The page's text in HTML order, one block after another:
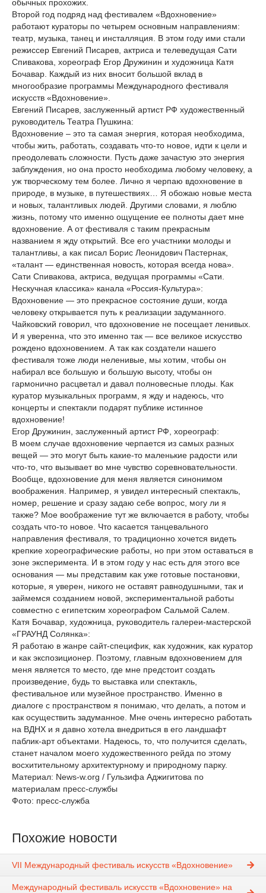
обычных прохожих.
Второй год подряд над фестивалем «Вдохновение»
работают кураторы по четырем основным направлениям:
театр, музыка, танец и инсталляция. В этом году ими стали
режиссер Евгений Писарев, актриса и телеведущая Сати
Спивакова, хореограф Егор Дружинин и художница Катя
Бочавар. Каждый из них вносит большой вклад в
многообразие программы Международного фестиваля
искусств «Вдохновение».
Евгений Писарев, заслуженный артист РФ художественный
руководитель Театра Пушкина:
Вдохновение – это та самая энергия, которая необходима,
чтобы жить, работать, создавать что-то новое, идти к цели и
преодолевать сложности. Пусть даже зачастую это энергия
заблуждения, но она просто необходима любому человеку, а
уж творческому тем более. Лично я черпаю вдохновение в
природе, в музыке, в путешествиях… Я обожаю новые места
и новых, талантливых людей. Другими словами, я люблю
жизнь, потому что именно ощущение ее полноты дает мне
вдохновение. А от фестиваля с таким прекрасным
названием я жду открытий. Все его участники молоды и
талантливы, а как писал Борис Леонидович Пастернак,
«талант — единственная новость, которая всегда нова».
Сати Спивакова, актриса, ведущая программы «Сати.
Нескучная классика» канала «Россия-Культура»:
Вдохновение — это прекрасное состояние души, когда
человеку открывается путь к реализации задуманного.
Чайковский говорил, что вдохновение не посещает ленивых.
И я уверенна, что это именно так — все великое искусство
рождено вдохновением. А так как создатели нашего
фестиваля тоже люди неленивые, мы хотим, чтобы он
набирал все большую и большую высоту, чтобы он
гармонично расцветал и давал полновесные плоды. Как
куратор музыкальных программ, я жду и надеюсь, что
концерты и спектакли подарят публике истинное
вдохновение!
Егор Дружинин, заслуженный артист РФ, хореограф:
В моем случае вдохновение черпается из самых разных
вещей — это могут быть какие-то маленькие радости или
что-то, что вызывает во мне чувство соревновательности.
Вообще, вдохновение для меня является синонимом
воображения. Например, я увидел интересный спектакль,
номер, решение и сразу задаю себе вопрос, могу ли я
также? Мое воображение тут же включается в работу, чтобы
создать что-то новое. Что касается танцевального
направления фестиваля, то традиционно хочется видеть
крепкие хореографические работы, но при этом оставаться в
зоне эксперимента. И в этом году у нас есть для этого все
основания — мы представим как уже готовые постановки,
которые, я уверен, никого не оставят равнодушными, так и
займемся созданием новой, экспериментальной работы
совместно с египетским хореографом Сальмой Салем.
Катя Бочавар, художница, руководитель галереи-мастерской
«ГРАУНД Солянка»:
Я работаю в жанре сайт-специфик, как художник, как куратор
и как экспозиционер. Поэтому, главным вдохновением для
меня является то место, где мне предстоит создать
произведение, будь то выставка или спектакль,
фестивальное или музейное пространство. Именно в
диалоге с пространством я понимаю, что делать, а потом и
как осуществить задуманное. Мне очень интересно работать
на ВДНХ и я давно хотела внедриться в его ландшафт
паблик-арт объектами. Надеюсь, то, что получится сделать,
станет началом моего художественного рейда по этому
восхитительному архитектурному и природному парку.
Материал: News-w.org / Гульзифа Аджигитова по
материалам пресс-службы
Фото: пресс-служба
Похожие новости
VII Международный фестиваль искусств «Вдохновение»
Международный фестиваль искусств «Вдохновение» на